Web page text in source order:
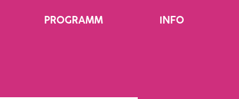
PROGRAMM INFO